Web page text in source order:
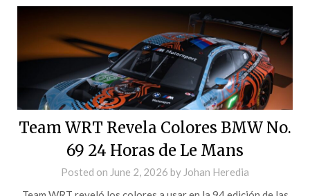
Team WRT Revela Colores BMW No.
69 24 Horas de Le Mans
Posted on June 2, 2026 by Johan Heredia